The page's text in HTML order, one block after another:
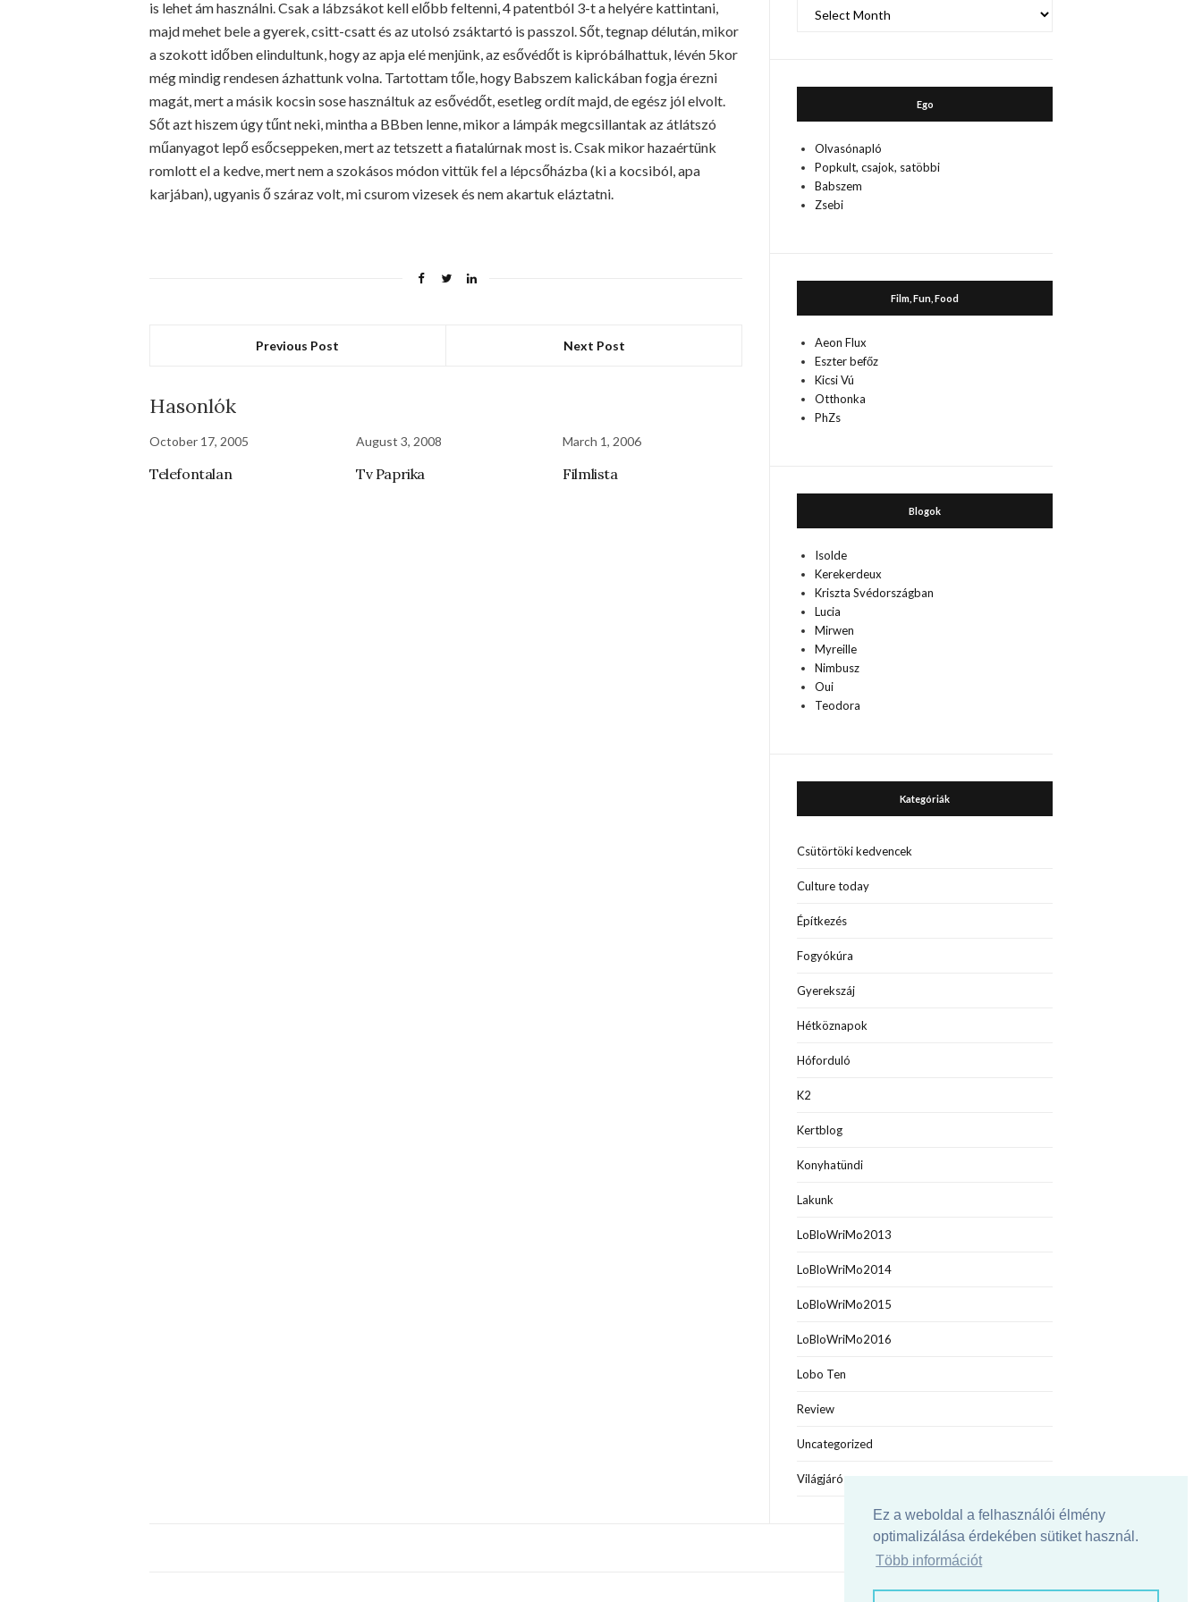
Ez a weboldal a felhasználói élmény
optimalizálása érdekében sütiket használ.
Több információt
is lehet ám használni. Csak a lábzsákot kell előbb feltenni, 4 patentból 3-t a helyére kattintani,
majd mehet bele a gyerek, csitt-csatt és az utolsó zsáktartó is passzol. Sőt, tegnap délután, mikor
a szokott időben elindultunk, hogy az apja elé menjünk, az esővédőt is kipróbálhattuk, lévén 5kor
még mindig rendesen ázhattunk volna. Tartottam tőle, hogy Babszem kalickában fogja érezni
magát, mert a másik kocsin sose használtuk az esővédőt, esetleg ordít majd, de egész jól elvolt.
Sőt azt hiszem úgy tűnt neki, mintha a BBben lenne, mikor a lámpák megcsillantak az átlátszó
műanyagot lepő esőcseppeken, mert az tetszett a fiatalúrnak most is. Csak mikor hazaértünk
romlott el a kedve, mert nem a szokásos módon vittük fel a lépcsőházba (ki a kocsiból, apa
karjában), ugyanis ő száraz volt, mi csurom vizesek és nem akartuk eláztatni.
Previous Post Next Post
Hasonlók
October 17, 2005
Telefontalan
August 3, 2008
Tv Paprika
March 1, 2006
Filmlista
múlt
Ego
Olvasónapló
Popkult, csajok, satöbbi
Babszem
Zsebi
Film, Fun, Food
Aeon Flux
Eszter befőz
Kicsi Vú
Otthonka
PhZs
Blogok
Isolde
Kerekerdeux
Kriszta Svédországban
Lucia
Mirwen
Myreille
Nimbusz
Oui
Teodora
Kategóriák
Csütörtöki kedvencek
Culture today
Építkezés
Fogyókúra
Gyerekszáj
Hétköznapok
Hóforduló
K2
Kertblog
Konyhatündi
Lakunk
LoBloWriMo2013
LoBloWriMo2014
LoBloWriMo2015
LoBloWriMo2016
Lobo Ten
Review
Uncategorized
Világjáró